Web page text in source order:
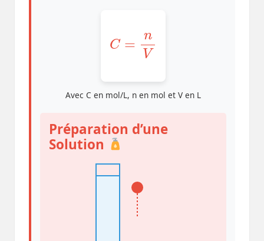
V
Avec C en mol/L, n en mol et V en L
Préparation d’une
Solution